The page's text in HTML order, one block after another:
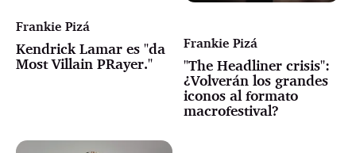
Frankie Pizá
Kendrick Lamar es "da
Most Villain PRayer."
Frankie Pizá
"The Headliner crisis":
¿Volverán los grandes
iconos al formato
macrofestival?